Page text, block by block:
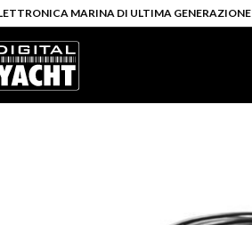
MARINA DI ULTIMA GENERAZIONE